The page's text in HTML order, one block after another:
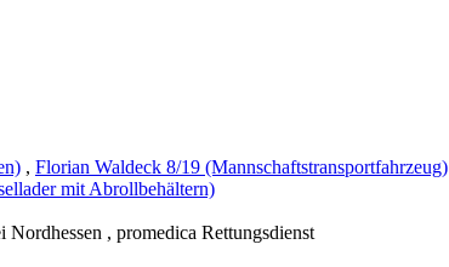
, Florian Waldeck 8/19 (Mannschaftstransportfahrzeug)
mit Abrollbehältern)
Nordhessen , promedica Rettungsdienst